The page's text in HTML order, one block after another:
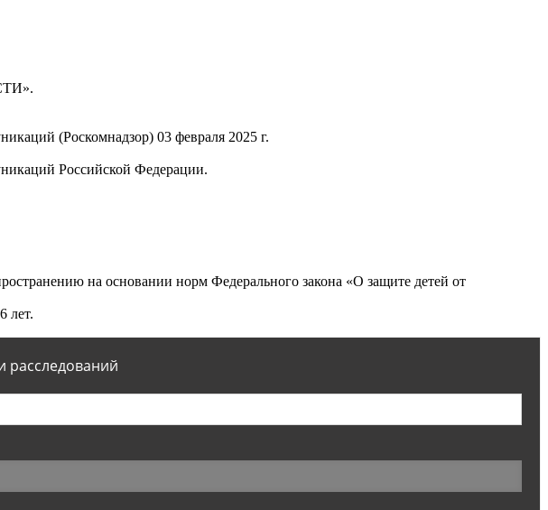
(Роскомнадзор) 03 февраля 2025 г.
Российской Федерации.
на основании норм Федерального закона «О защите детей от
лет.
расследований